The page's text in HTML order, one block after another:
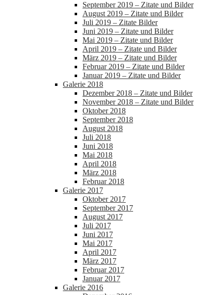
September 2019 – Zitate und Bilder
August 2019 – Zitate und Bilder
Juli 2019 – Zitate Bilder
Juni 2019 – Zitate und Bilder
Mai 2019 – Zitate und Bilder
April 2019 – Zitate und Bilder
März 2019 – Zitate und Bilder
Februar 2019 – Zitate und Bilder
Januar 2019 – Zitate und Bilder
Galerie 2018
Dezember 2018 – Zitate und Bilder
November 2018 – Zitate und Bilder
Oktober 2018
September 2018
August 2018
Juli 2018
Juni 2018
Mai 2018
April 2018
März 2018
Februar 2018
Galerie 2017
Oktober 2017
September 2017
August 2017
Juli 2017
Juni 2017
Mai 2017
April 2017
März 2017
Februar 2017
Januar 2017
Galerie 2016